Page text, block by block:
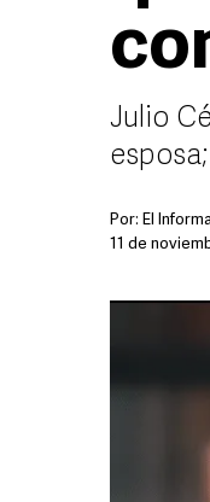
Julio
Por: El
11 de